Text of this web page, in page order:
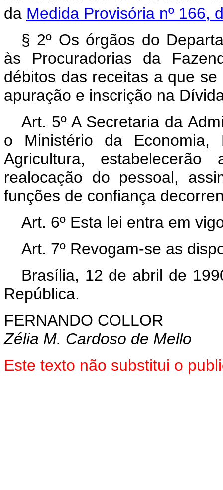
da Medida Provisória nº 166,
§ 2º Os órgãos do
às Procuradorias da
débitos das receitas a que
apuração e inscrição na
Art. 5º A Secretaria da
o Ministério da
Agricultura,
realocação do pessoal,
funções de confiança
Art. 6º Esta lei entra em
Art. 7º Revogam-se as
Brasília, 12 de abril de
República.
FERNANDO COLLOR
Zélia M. Cardoso de Mello
Este texto não substitui o